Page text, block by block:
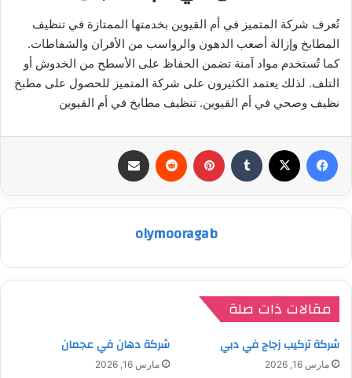
تُعرف شركة المتميز في أم القيوين بخدمتها الممتازة في تنظيف
المطابخ وإزالة أصعب الدهون والرواسب من الأفران والشفاطات.
كما تُستخدم مواد آمنة تضمن الحفاظ على الأسطح من الخدوش أو
التلف. لذلك يعتمد الكثيرون على شركة المتميز للحصول على مطبخ
نظيف وصحي في أم القيوين. تنظيف مطابخ في أم القيوين
فيسبوك بينتيريست
olymooragab
مقالات ذات صلة
شركة تركيب زجاج في دبي
مارس 16, 2026
شركة دهان في عجمان
مارس 16, 2026